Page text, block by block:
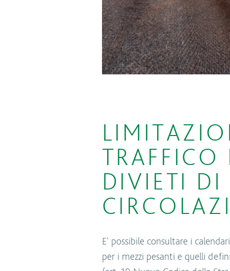
TRAFFICO
DIVIETI DI
E' possibile consultare i
per i mezzi pesanti e quelli